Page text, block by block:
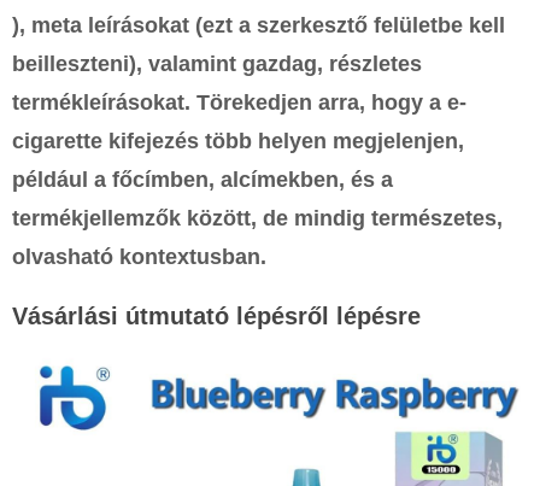
), meta leírásokat (ezt a szerkesztő felületbe kell
beilleszteni), valamint gazdag, részletes
termékleírásokat. Törekedjen arra, hogy a e-
cigarette kifejezés több helyen megjelenjen,
például a főcímben, alcímekben, és a
termékjellemzők között, de mindig természetes,
olvasható kontextusban.
Vásárlási útmutató lépésről lépésre